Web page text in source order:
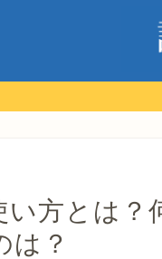
い方とは
は？